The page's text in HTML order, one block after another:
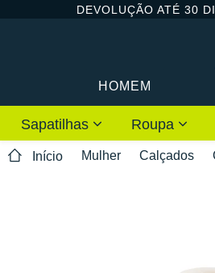
DEVOLUÇÃO ATÉ 30
HOMEM
Sapatilhas Roupa
Início Mulher Calçados